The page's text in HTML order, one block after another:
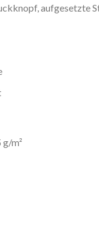
aufgesetzte
m²